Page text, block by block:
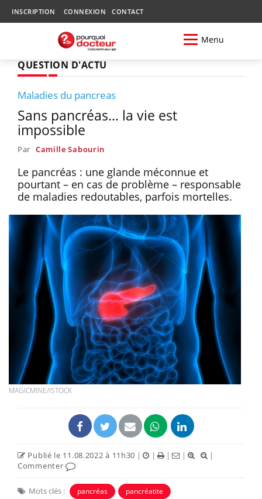
INSCRIPTION CONNEXION CONTACT
Menu
QUESTION D'ACTU
Maladies du pancreas
Sans pancréas… la vie est
impossible
Par Camille Sabourin
Le pancréas : une glande méconnue et
pourtant – en cas de problème – responsable
de maladies redoutables, parfois mortelles.
MAGICMINE/ISTOCK
Publié le 11.08.2022 à 11h30 | | | |
|
Commenter
Mots clés : pancréas
pancréatite